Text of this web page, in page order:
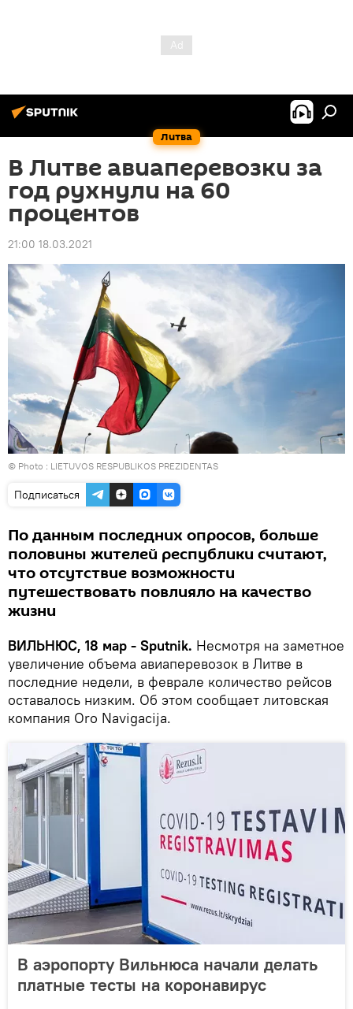
Литва
В Литве авиаперевозки за
год рухнули на 60
процентов
21:00 18.03.2021
© Photo : LIETUVOS RESPUBLIKOS PREZIDENTAS
Подписаться
По данным последних опросов, больше
половины жителей республики считают,
что отсутствие возможности
путешествовать повлияло на качество
жизни
ВИЛЬНЮС, 18 мар - Sputnik. Несмотря на заметное
увеличение объема авиаперевозок в Литве в
последние недели, в феврале количество рейсов
оставалось низким. Об этом сообщает литовская
компания Oro Navigacija.
В аэропорту Вильнюса начали делать
платные тесты на коронавирус